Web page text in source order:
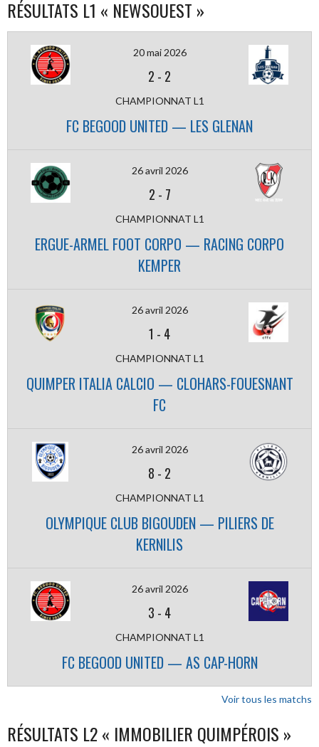
RÉSULTATS L1 « NEWSOUEST »
20 mai 2026
2 - 2
CHAMPIONNAT L1
FC BEGOOD UNITED — LES GLENAN
26 avril 2026
2 - 7
CHAMPIONNAT L1
ERGUE-ARMEL FOOT CORPO — RACING CORPO
KEMPER
26 avril 2026
1 - 4
CHAMPIONNAT L1
QUIMPER ITALIA CALCIO — CLOHARS-FOUESNANT
FC
26 avril 2026
8 - 2
CHAMPIONNAT L1
OLYMPIQUE CLUB BIGOUDEN — PILIERS DE
KERNILIS
26 avril 2026
3 - 4
CHAMPIONNAT L1
FC BEGOOD UNITED — AS CAP-HORN
Voir tous les matchs
RÉSULTATS L2 « IMMOBILIER QUIMPÉROIS »